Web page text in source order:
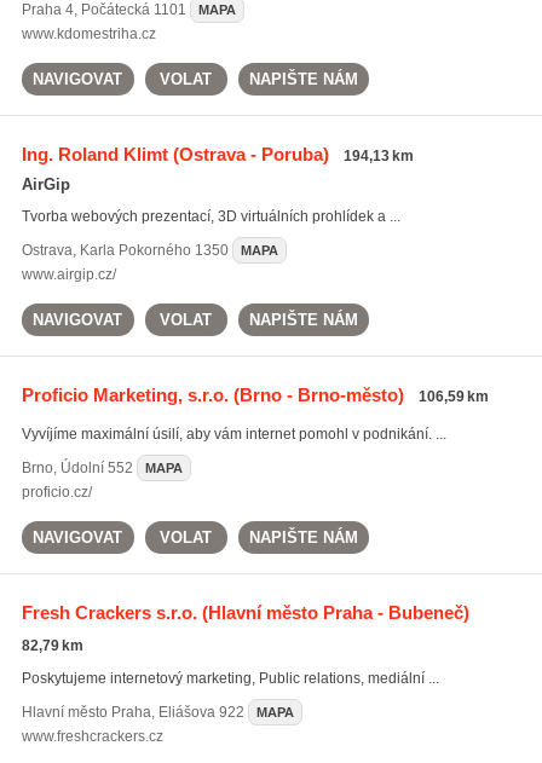
Praha 4, Počátecká 1101 MAPA
www.kdomestriha.cz
NAVIGOVAT VOLAT NAPIŠTE NÁM
Ing. Roland Klimt(Ostrava - Poruba) 194,13 km
AirGip
Tvorba webových prezentací, 3D virtuálních prohlídek a ...
Ostrava, Karla Pokorného 1350 MAPA
www.airgip.cz/
NAVIGOVAT VOLAT NAPIŠTE NÁM
Proficio Marketing, s.r.o.(Brno - Brno-město) 106,59 km
Vyvíjíme maximální úsilí, aby vám internet pomohl v podnikání. ...
Brno, Údolní 552 MAPA
proficio.cz/
NAVIGOVAT VOLAT NAPIŠTE NÁM
Fresh Crackers s.r.o.(Hlavní město Praha - Bubeneč)
82,79 km
Poskytujeme internetový marketing, Public relations, mediální ...
Hlavní město Praha, Eliášova 922 MAPA
www.freshcrackers.cz